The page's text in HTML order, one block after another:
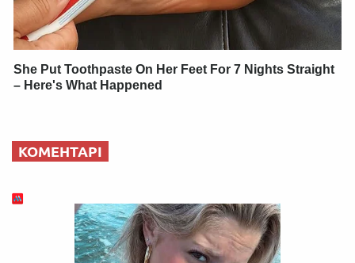
She Put Toothpaste On Her Feet For 7 Nights Straight
– Here's What Happened
КОМЕНТАРІ